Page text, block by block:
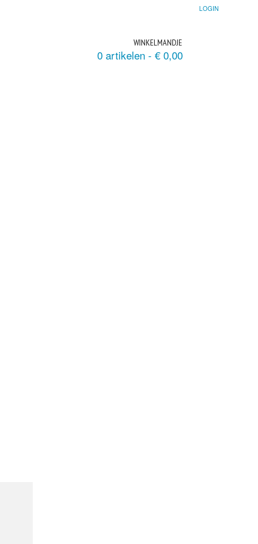
LOGIN
WINKELMANDJE
0 artikelen - €0,00